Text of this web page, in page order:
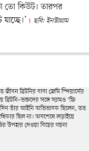
তো কিউট। তারপর
ছবি: ইনস্টাগ্রাম